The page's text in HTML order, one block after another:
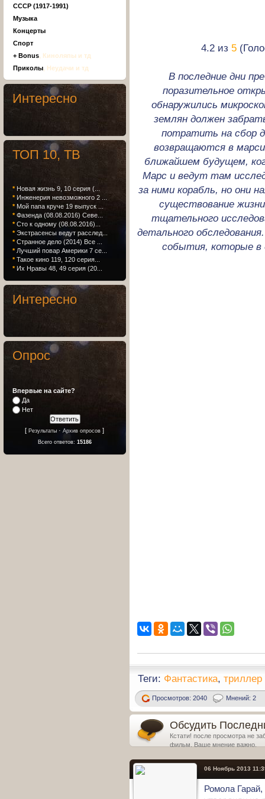
4.2 из 5
В последние дни
поразительное
обнаружились
землян должен
потратить на сбор
возвращаются в
ближайшем будущем,
Марс и ведут там
за ними корабль, но они
существование
тщательного
детального
события, которые в
Теги: Фантастика, триллер
Просмотров: 2040 Мнений: 2
Обсудить
Кстати! после просмотра не
фильм. Ваше мнение важно.
06 Ноябрь 2013
Ромола
СССР (1917-1991)
Музыка
Концерты
Спорт
+ Bonus, Киноляпы и тд
Приколы, Неудачи и тд
Интересно
ТОП 10, ТВ
* Новая жизнь 9, 10 серия (...
* Инженерия невозможного 2 ...
* Мой папа круче 19 выпуск ...
* Фазенда (08.08.2016) Севе...
* Сто к одному (08.08.2016)...
* Экстрасенсы ведут расслед...
* Странное дело (2014) Все ...
* Лучший повар Америки 7 се...
* Такое кино 119, 120 серия...
* Их Нравы 48, 49 серия (20...
Интересно
Опрос
Впервые на сайте?
Да
Нет
[Результаты ·Архив опросов ]
Всего ответов: 15186